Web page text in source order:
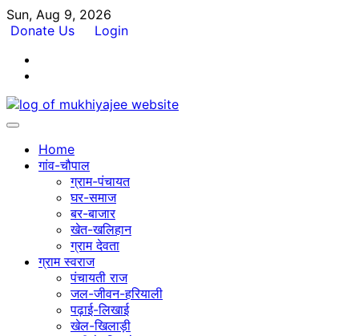
Skip
to
Sun, Aug 9, 2026
Donate Us
Login
Home
गांव-चौपाल
ग्राम-पंचायत
घर-समाज
बर-बाजार
खेत-खलिहान
ग्राम देवता
ग्राम स्वराज
पंचायती राज
जल-जीवन-हरियाली
पढ़ाई-लिखाई
खेल-खिलाड़ी